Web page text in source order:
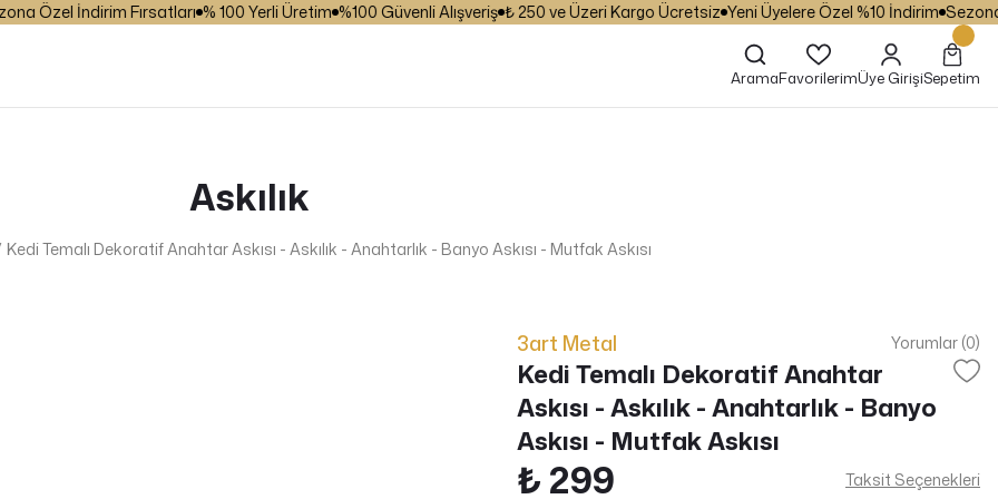
Özel İndirim Fırsatları % 100 Yerli Üretim %100 Güvenli Alışveriş ₺ 250 ve Üzeri Kargo Ücretsiz Yeni Üyelere Özel %10 İndirim Sezona
AramaFavorilerimÜye GirişiSepetim
Askılık
Kedi Temalı Dekoratif Anahtar Askısı - Askılık - Anahtarlık - Banyo Askısı - Mutfak Askısı
3art Metal Yorumlar (0)
Kedi Temalı Dekoratif Anahtar
Askısı - Askılık - Anahtarlık - Banyo
Askısı - Mutfak Askısı
₺ 299 Taksit Seçenekleri